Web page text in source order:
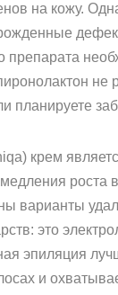
на кожу.
препарата
не
планируете
крем
роста
варианты
это
эпиляция
и